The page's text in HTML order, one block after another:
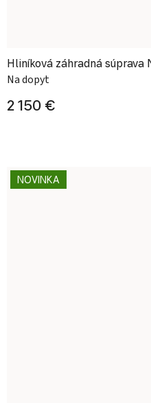
Hliníková záhradná súprava
Na dopyt
2 150 €
NOVINKA